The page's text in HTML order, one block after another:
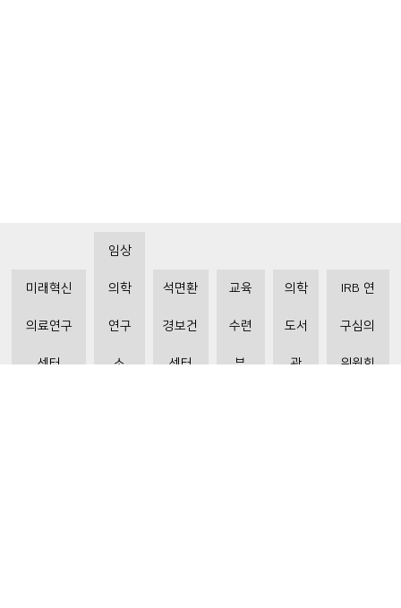
미래혁신
의료연구
센터
임상
의학
연구
소
석면환
경보건
센터
교육
수련
부
의학
도서
관
IRB 연
구심의
위원회